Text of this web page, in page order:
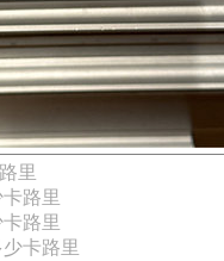
里
路里
路里
卡路里